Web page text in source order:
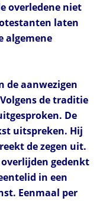
overledene niet
laten
algemene
de aanwezigen
de traditie
De
uitspreken. Hij
de zegen uit.
gedenkt
in een
Eenmaal per